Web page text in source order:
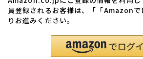
員登録されるお客様は、「「Amazonで
りお進みください。